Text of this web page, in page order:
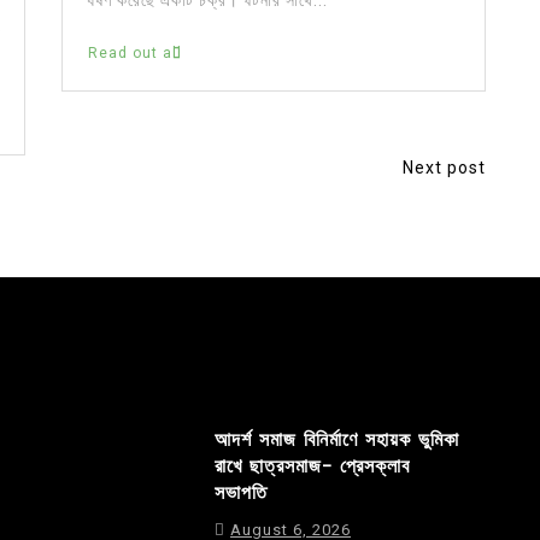
Read out all
Next post
আদর্শ সমাজ বিনির্মাণে সহায়ক ভুমিকা
রাখে ছাত্রসমাজ- প্রেসক্লাব
সভাপতি
August 6, 2026